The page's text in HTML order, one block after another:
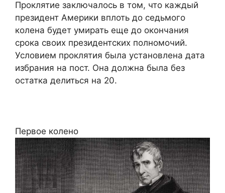
Проклятие заключалось в том, что каждый
президент Америки вплоть до седьмого
колена будет умирать еще до окончания
срока своих президентских полномочий.
Условием проклятия была установлена дата
избрания на пост. Она должна была без
остатка делиться на 20.
Первое колено